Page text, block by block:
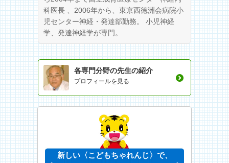
科医長 、2006年から、東京西徳洲会病院小
児センター神経・発達部勤務。 小児神経
学、発達神経学が専門。
各専門分野の先生の紹介
プロフィールを見る
新しい〈こどもちゃれんじ〉で、